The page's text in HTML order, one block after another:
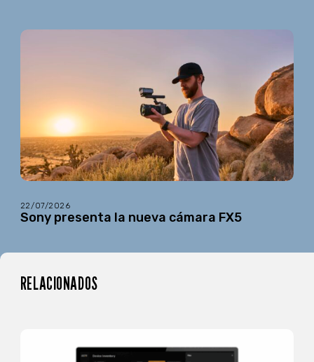
22/07/2026
Sony presenta la nueva cámara FX5
RELACIONADOS